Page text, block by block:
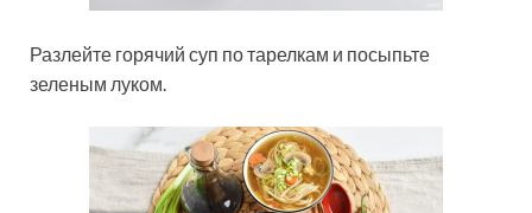
Разлейте горячий суп по тарелкам и посыпьте
зеленым луком.